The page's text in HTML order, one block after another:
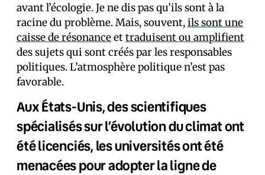
avant l’écologie. Je ne dis pas qu’ils sont à la
racine du problème. Mais, souvent,ils sont une
caisse de résonanceettraduisent ou amplifient
des sujets qui sont créés par les responsables
politiques. L’atmosphère politique n’est pas
favorable.
Aux États-Unis, des scientifiques
spécialisés sur l’évolution du climat ont
été licenciés, les universités ont été
menacées pour adopter la ligne de